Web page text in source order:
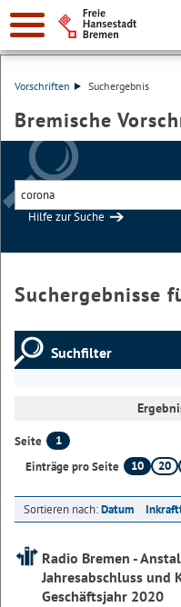
Vorschriften Suchergebnis
Bremische
Hilfe zur Suche
Suchergebnisse
Suchfilter
Seite
1
Einträge pro Seite
10 20
Sortieren nach:Datum
Radio Bremen -
Jahresabschluss und
Geschäftsjahr 2020